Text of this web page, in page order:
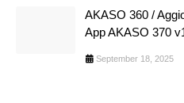
AKASO 360 /
App AKASO 370
September 18, 2025